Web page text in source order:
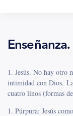
Enseñanza.
1. Jesús. No hay otro
intimidad con Dios.
cuatro linos (formas
1. Púrpura: Jesús